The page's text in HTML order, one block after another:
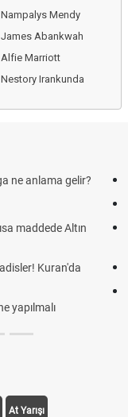
Nampalys Mendy
James Abankwah
Alfie Marriott
Nestory Irankunda
Futbolda ofsayt nedir?
Kravat nasıl bağlanır?
Cemre düştü mü? Kış
Rüyada kedi görmek en
Evde çilek reçeli nasıl
tarifi
At Yarışı